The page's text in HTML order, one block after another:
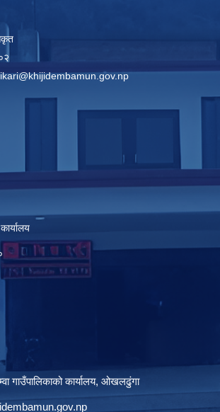
गाउँपालिकाको कार्यालय, ओखलढुंगा